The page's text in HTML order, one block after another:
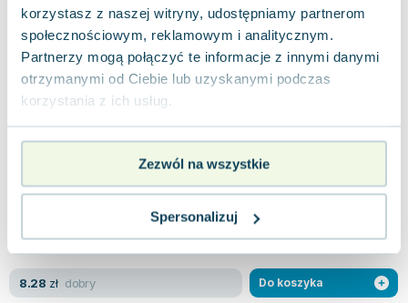
korzystasz z naszej witryny, udostępniamy partnerom
społecznościowym, reklamowym i analitycznym.
Partnerzy mogą połączyć te informacje z innymi danymi
otrzymanymi od Ciebie lub uzyskanymi podczas
korzystania z ich usług.
Zezwól na wszystkie
Spersonalizuj
27.11
54.00zł taniej o26.89zł
Do koszyka
Przechwytywanie tekstów. Powidoki
czytania
Apple,2016| Monika Witkowska,Jaworska-Witkowska Monika
czytania" skupia się na zjawisku różnorodności
0.0
Brak danych
Pakujemy jutro
8.28 zł dobry Do koszyka